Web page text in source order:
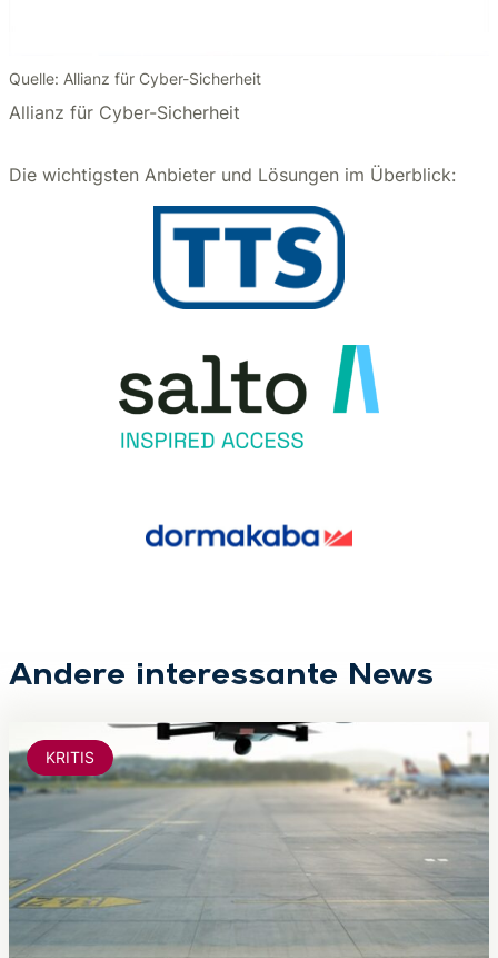
Quelle: Allianz für Cyber-Sicherheit
Allianz für Cyber-Sicherheit
Die wichtigsten Anbieter und Lösungen im Überblick:
Andere interessante News
KRITIS